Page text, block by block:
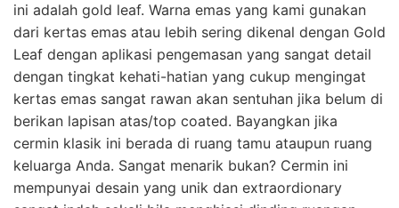
ini adalah gold leaf. Warna emas yang kami gunakan
dari kertas emas atau lebih sering dikenal dengan Gold
Leaf dengan aplikasi pengemasan yang sangat detail
dengan tingkat kehati-hatian yang cukup mengingat
kertas emas sangat rawan akan sentuhan jika belum di
berikan lapisan atas/top coated. Bayangkan jika
cermin klasik ini berada di ruang tamu ataupun ruang
keluarga Anda. Sangat menarik bukan? Cermin ini
mempunyai desain yang unik dan extraordionary